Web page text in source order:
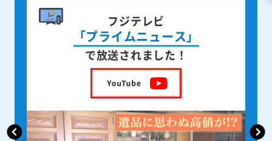
書籍出版
身近な人が
亡くなった後の遺品整理
を出版しました！